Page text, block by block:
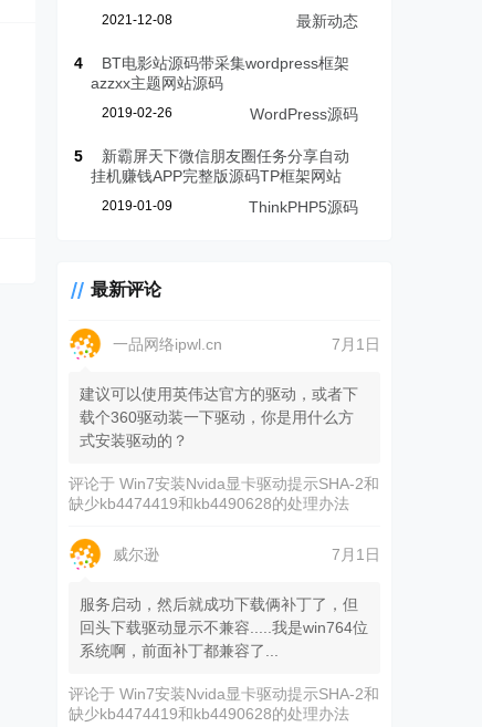
2021-12-08 最新动态
4
BT电影站源码带采集wordpress框架
azzxx主题网站源码
2019-02-26 WordPress源码
5
新霸屏天下微信朋友圈任务分享自动
挂机赚钱APP完整版源码TP框架网站
2019-01-09 ThinkPHP5源码
最新评论
一品网络ipwl.cn 7月1日
建议可以使用英伟达官方的驱动，或者下
载个360驱动装一下驱动，你是用什么方
式安装驱动的？
评论于Win7安装Nvida显卡驱动提示SHA-2和
缺少kb4474419和kb4490628的处理办法
威尔逊 7月1日
服务启动，然后就成功下载俩补丁了，但
回头下载驱动显示不兼容.....我是win764位
系统啊，前面补丁都兼容了...
评论于Win7安装Nvida显卡驱动提示SHA-2和
缺少kb4474419和kb4490628的处理办法